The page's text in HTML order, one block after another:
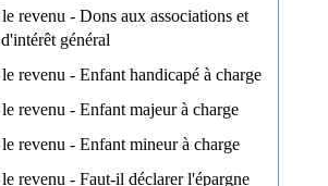
revenu - Dons aux associations et
général
revenu - Enfant handicapé à charge
revenu - Enfant majeur à charge
revenu - Enfant mineur à charge
revenu - Faut-il déclarer l'épargne